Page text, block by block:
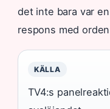
det inte bara var
respons med
KÄLLA
TV4:s